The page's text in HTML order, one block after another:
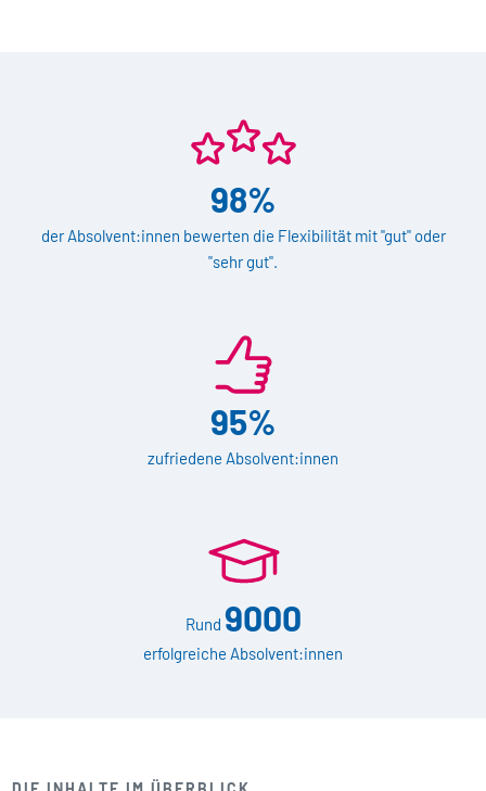
98%
der Absolvent:innen bewerten die Flexibilität mit "gut" oder
"sehr gut".
95%
zufriedene Absolvent:innen
Rund 9000
erfolgreiche Absolvent:innen